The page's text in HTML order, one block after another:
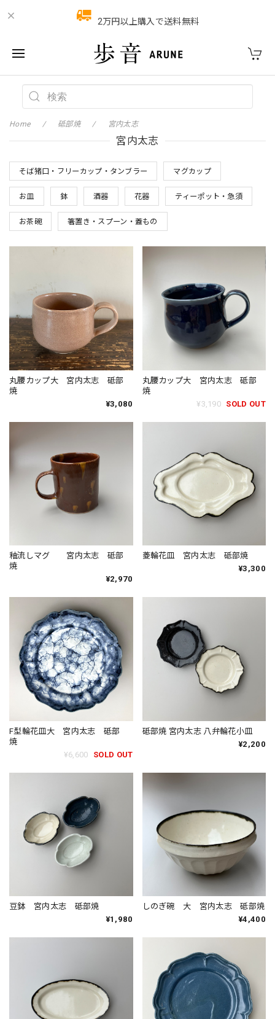
2万円以上購入で送料無料
Home 砥部焼 宮内太志
宮内太志
そば猪口・フリーカップ・タンブラー マグカップ
お皿 鉢 酒器 花器 ティーポット・急須
お茶碗 箸置き・スプーン・蓋もの
丸腰カップ大 宮内太志 砥部
焼
¥3,080
丸腰カップ大 宮内太志 砥部
焼
¥3,190 SOLD OUT
釉流しマグ 宮内太志 砥部
焼
¥2,970
菱輪花皿 宮内太志 砥部焼
¥3,300
F型輪花皿大 宮内太志 砥部
焼
¥6,600
SOLD OUT
砥部焼 宮内太志 八弁輪花小皿
¥2,200
豆鉢 宮内太志 砥部焼
¥1,980
しのぎ碗 大 宮内太志 砥部焼
¥4,400